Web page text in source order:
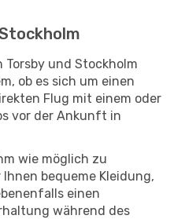
Torsby und Stockholm
ob es sich um einen
Flug mit einem oder
vor der Ankunft in
wie möglich zu
bequeme Kleidung,
einen
während des